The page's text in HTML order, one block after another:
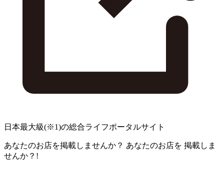
日本最大級(※1)の総合ライフポータルサイト
あなたのお店を掲載しませんか？ あなたのお店を 掲載しま
せんか？!